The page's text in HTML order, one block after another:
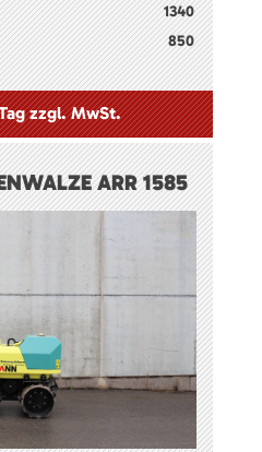
1340
850
zzgl. MwSt.
ARR 1585